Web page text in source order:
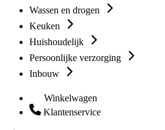
Wassen en drogen
Keuken
Huishoudelijk
Persoonlijke verzorging
Inbouw
Winkelwagen
Klantenservice